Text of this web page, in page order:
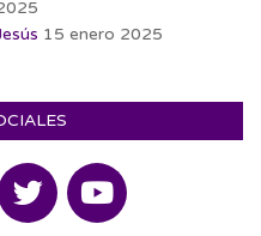
15 enero 2025